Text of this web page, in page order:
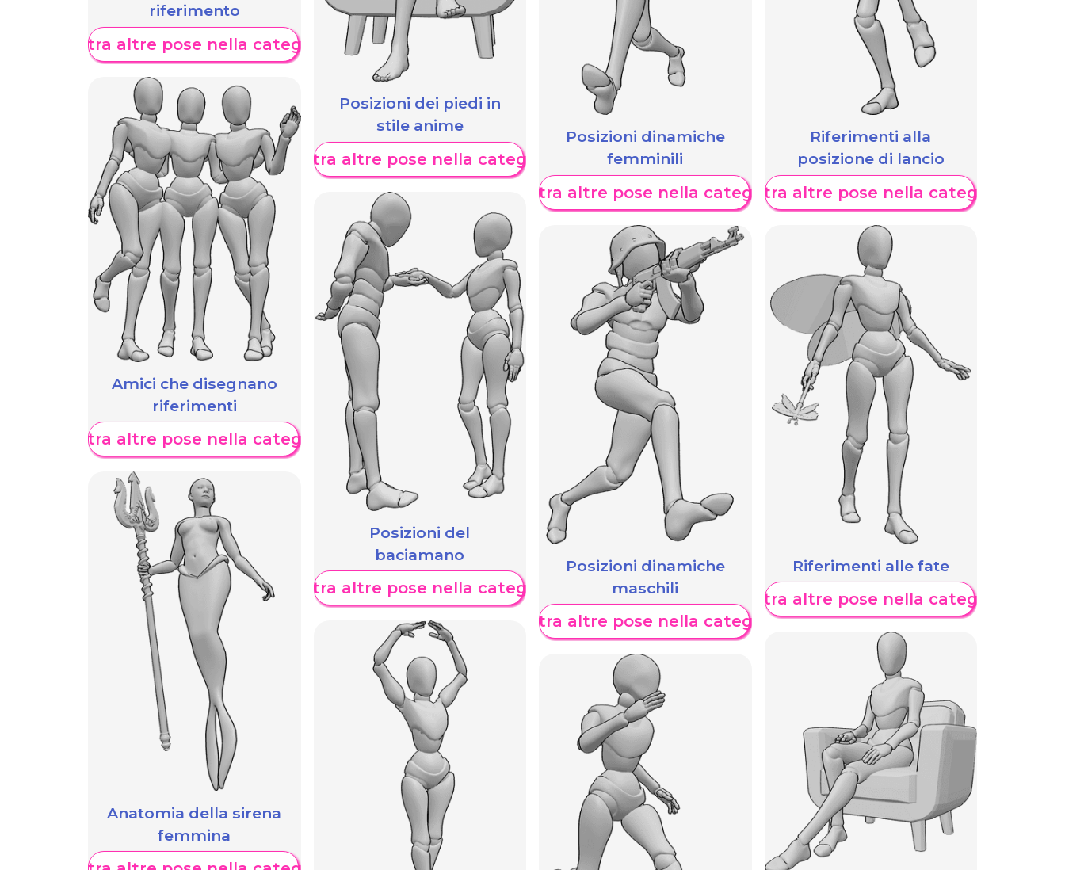
riferimento
Mostra altre pose nella categoria
Amici che disegnano
riferimenti
Mostra altre pose nella categoria
Anatomia della sirena
femmina
Posizioni dei piedi in
stile anime
Mostra altre pose nella categoria
Posizioni del
baciamano
Mostra altre pose nella categoria
Posizioni dinamiche
femminili
Mostra altre pose nella categoria
Posizioni dinamiche
maschili
Mostra altre pose nella categoria
Riferimenti alla
posizione di lancio
Mostra altre pose nella categoria
Riferimenti alle fate
Mostra altre pose nella categoria